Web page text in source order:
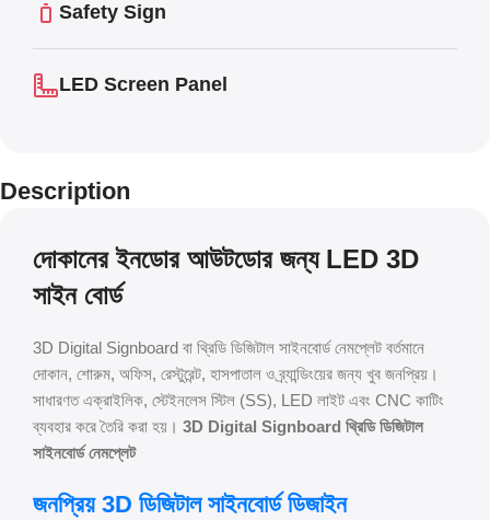
Safety Sign
LED Screen Panel
Description
দোকানের ইনডোর আউটডোর জন্য LED 3D
সাইন বোর্ড
3D Digital Signboard বা থ্রিডি ডিজিটাল সাইনবোর্ড নেমপ্লেট বর্তমানে
দোকান, শোরুম, অফিস, রেস্টুরেন্ট, হাসপাতাল ও ব্র্যান্ডিংয়ের জন্য খুব জনপ্রিয়।
সাধারণত এক্রাইলিক, স্টেইনলেস স্টিল (SS), LED লাইট এবং CNC কাটিং
ব্যবহার করে তৈরি করা হয়। 3D Digital Signboard থ্রিডি ডিজিটাল
সাইনবোর্ড নেমপ্লেট
জনপ্রিয় 3D ডিজিটাল সাইনবোর্ড ডিজাইন